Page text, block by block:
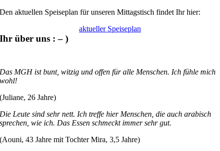
Den aktuellen Speiseplan für unseren Mittagstisch findet Ihr hier:
aktueller Speiseplan
Ihr über uns : – )
Das MGH ist bunt, witzig und offen für alle Menschen. Ich fühle mich
wohl!
(Juliane, 26 Jahre)
Die Leute sind sehr nett. Ich treffe hier Menschen, die auch arabisch
sprechen, wie ich. Das Essen schmeckt immer sehr gut.
(Aouni, 43 Jahre mit Tochter Mira, 3,5 Jahre)